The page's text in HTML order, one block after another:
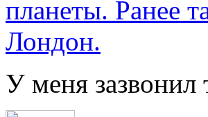
планеты. Ранее
Лондон.
У меня